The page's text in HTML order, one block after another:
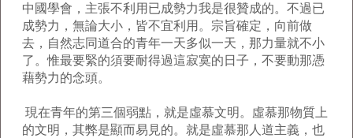
中國學會，主張不利用已成勢力我是很贊成的。不過已
成勢力，無論大小，皆不宜利用。宗旨確定，向前做
去，自然志同道合的青年一天多似一天，那力量就不小
了。惟最要緊的須要耐得過這寂寞的日子，不要動那憑
藉勢力的念頭。
現在青年的第三個弱點，就是虛慕文明。虛慕那物質上
的文明，其弊是顯而易見的。就是虛慕那人道主義，也